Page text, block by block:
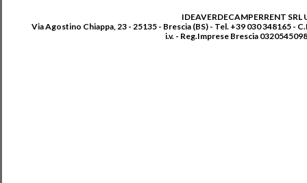
IDEAVERDECAMPERRENT SRL
Via Agostino Chiappa, 23 - 25135 - Brescia (BS) - Tel. +39 030 348165 -
i.v. - Reg.Imprese Brescia